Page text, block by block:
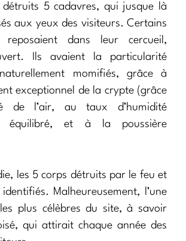
détruits 5 cadavres, qui jusque là
aux yeux des visiteurs. Certains
reposaient dans leur cercueil,
Ils avaient la particularité
momifiés, grâce à
exceptionnel de la crypte (grâce
de l’air, au taux d’humidité
équilibré, et à la poussière
les 5 corps détruits par le feu et
identifiés. Malheureusement, l’une
plus célèbres du site, à savoir
qui attirait chaque année des